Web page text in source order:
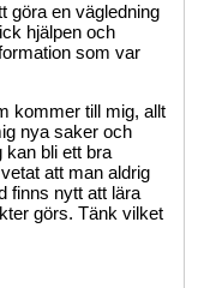
göra en vägledning
hjälpen och
som var
kommer till mig, allt
nya saker och
kan bli ett bra
att man aldrig
finns nytt att lära
görs. Tänk vilket